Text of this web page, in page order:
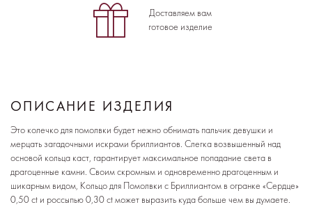
Доставляем вам
готовое изделие
ОПИСАНИЕ ИЗДЕЛИЯ
Это колечко для помолвки будет нежно обнимать пальчик девушки и
мерцать загадочными искрами бриллиантов. Слегка возвышенный над
основой кольца каст, гарантирует максимальное попадание света в
драгоценные камни. Своим скромным и одновременно драгоценным и
шикарным видом, Кольцо для Помолвки с Бриллиантом в огранке «Сердце»
0,50 ct и россыпью 0,30 ct может выразить куда больше чем вы думаете.